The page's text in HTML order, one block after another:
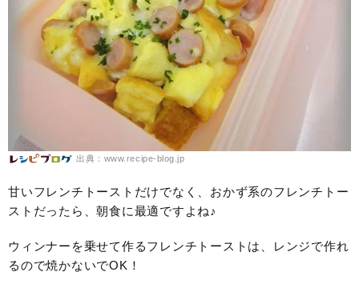
出典：www.recipe-blog.jp
甘いフレンチトーストだけでなく、おかず系のフレンチトー
ストだったら、朝食に最適ですよね♪
ウィンナーを乗せて作るフレンチトーストは、レンジで作れ
るので焼かないでOK！